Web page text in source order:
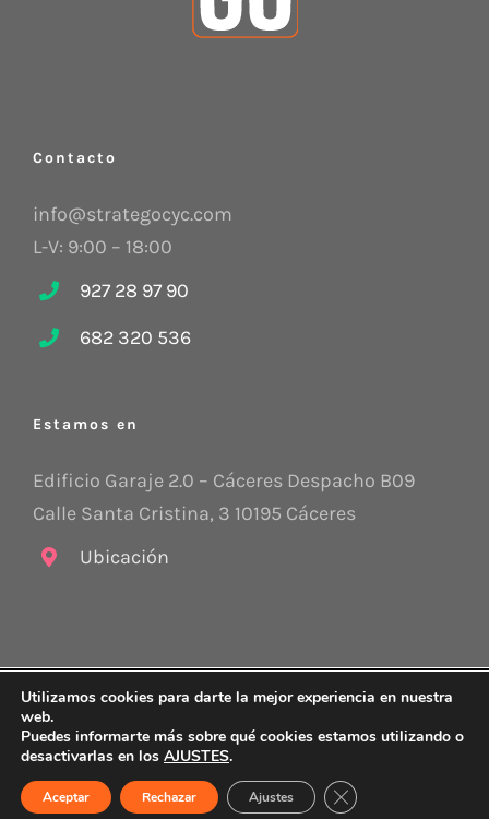
Contacto
info@strategocyc.com
L-V: 9:00 – 18:00
927 28 97 90
682 320 536
Estamos en
Edificio Garaje 2.0 – Cáceres Despacho B09
Calle Santa Cristina, 3 10195 Cáceres
Ubicación
Copyright 2015 -2026 Stratego CyC |Aviso legal|Política de
protección de datos
Política de Cookies
electrónico
Utilizamos cookies para darte la mejor experiencia en nuestra
web.
Puedes informarte más sobre qué cookies estamos utilizando o
desactivarlas en los AJUSTES.
Aceptar Rechazar Ajustes Cerrar el banner de